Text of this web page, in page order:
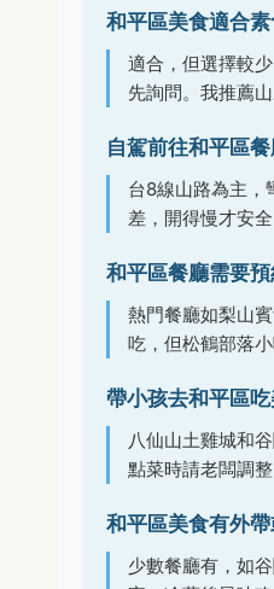
和平區美食適合素
適合，但選擇較
先詢問。我推薦
自駕前往和平區
台8線山路為主，
差，開得慢才安
和平區餐廳需要預
熱門餐廳如梨山
吃，但松鶴部落
帶小孩去和平區
八仙山土雞城和
點菜時請老闆調
和平區美食有外
少數餐廳有，如